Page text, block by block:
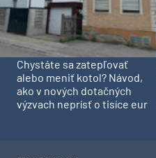
Chystáte sa zatepľovať
alebo meniť kotol? Návod,
ako v nových dotačných
výzvach neprísť o tisíce eur